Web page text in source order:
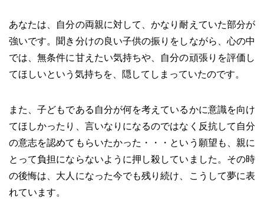
あなたは、自分の両親に対して、かなり耐えていた部分が
強いです。聞き分けの良い子供の振りをしながら、心の中
では、無条件に甘えたい気持ちや、自分の頑張りを評価し
てほしいという気持ちを、隠してしまっていたのです。
また、子どもである自分が何を考えているかに意識を向け
てほしかったり、言いなりになるのではなく反抗して自分
の意志を認めてもらいたかった・・・という願望も、親に
とって負担にならないように押し殺していました。その時
の後悔は、大人になった今でも残り続け、こうして夢に表
れています。